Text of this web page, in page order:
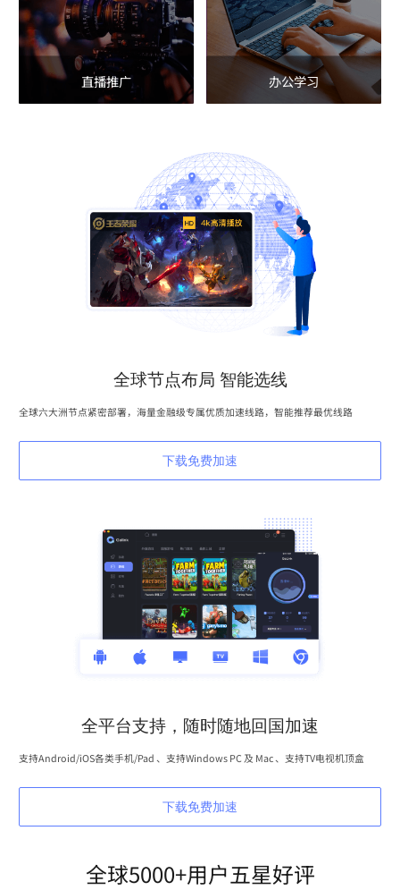
直播推广 办公学习
全球节点布局 智能选线
全球六大洲节点紧密部署，海量金融级专属优质加速线路，智能推荐最优线路
下载免费加速
全平台支持，随时随地回国加速
支持Android/iOS各类手机/Pad 、支持Windows PC 及 Mac 、支持TV电视机顶盒
下载免费加速
全球5000+用户五星好评